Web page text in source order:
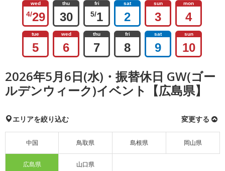
wed
4/29
thu
30
fri
5/1
sat
2
sun
3
mon
4
tue
5
wed
6
thu
7
fri
8
sat
9
sun
10
2026年5月6日(水)・振替休日 GW(ゴー
ルデンウィーク)イベント【広島県】
エリアを絞り込む 変更する
中国 鳥取県 島根県 岡山県
広島県 山口県